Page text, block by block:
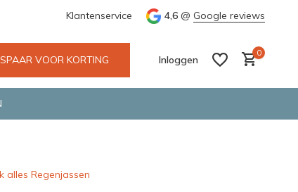
en GLS. Klantenservice 4,6 @ Google reviews
SPAAR VOOR KORTING Inloggen
0
alles Regenjassen